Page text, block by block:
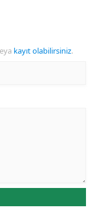
kayıt olabilirsiniz.